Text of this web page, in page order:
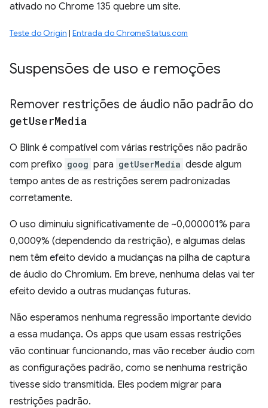
ativado no Chrome 135 quebre um site.
Teste do Origin | Entrada do ChromeStatus.com
Suspensões de uso e remoções
Remover restrições de áudio não padrão do
getUserMedia
O Blink é compatível com várias restrições não padrão
com prefixo goog para getUserMedia desde algum
tempo antes de as restrições serem padronizadas
corretamente.
O uso diminuiu significativamente de ~0,000001% para
0,0009% (dependendo da restrição), e algumas delas
nem têm efeito devido a mudanças na pilha de captura
de áudio do Chromium. Em breve, nenhuma delas vai ter
efeito devido a outras mudanças futuras.
Não esperamos nenhuma regressão importante devido
a essa mudança. Os apps que usam essas restrições
vão continuar funcionando, mas vão receber áudio com
as configurações padrão, como se nenhuma restrição
tivesse sido transmitida. Eles podem migrar para
restrições padrão.